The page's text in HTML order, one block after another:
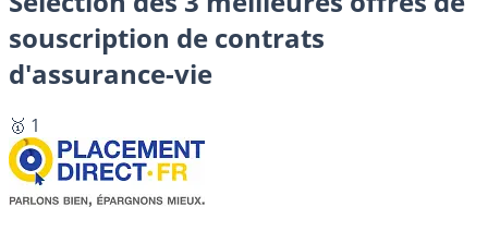
souscription de contrats
d'assurance-vie
🥇 1